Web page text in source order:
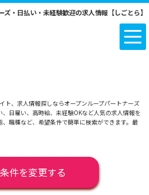
・日払い・未経験歓迎の求人情報【しごとら】
ト、求人情報探しならオープンループパートナーズ
日雇い、高時給、未経験OKなど人気の求人情報を
職種など、希望条件で簡単に検索ができます。最
件を変更する